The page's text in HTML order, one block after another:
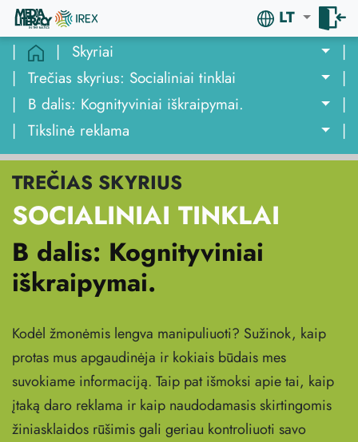
LT
|
| Skyriai
|
| Trečias skyrius: Socialiniai tinklai
|
|
B dalis: Kognityviniai iškraipymai.
|
| Tikslinė reklama |
TREČIAS SKYRIUS
SOCIALINIAI TINKLAI
B dalis: Kognityviniai
iškraipymai.
Kodėl žmonėmis lengva manipuliuoti? Sužinok, kaip
protas mus apgaudinėja ir kokiais būdais mes
suvokiame informaciją. Taip pat išmoksi apie tai, kaip
įtaką daro reklama ir kaip naudodamasis skirtingomis
žiniasklaidos rūšimis gali geriau kontroliuoti savo